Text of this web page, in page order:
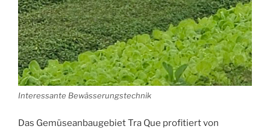
Interessante Bewässerungstechnik
Das Gemüseanbaugebiet Tra Que profitiert von